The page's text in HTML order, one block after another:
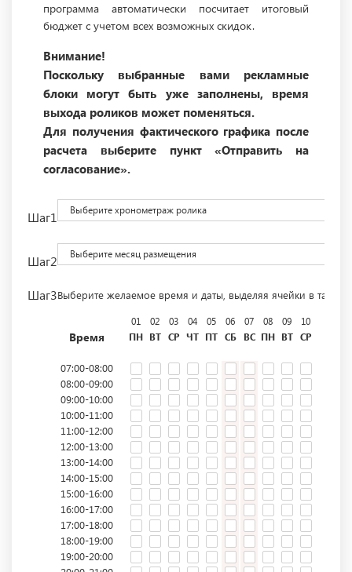
программа автоматически посчитает итоговый
бюджет с учетом всех возможных скидок.
Внимание!
Поскольку выбранные вами рекламные
блоки могут быть уже заполнены, время
выхода роликов может поменяться.
Для получения фактического графика после
расчета выберите пункт «Отправить на
согласование».
Шаг1 Выберите хронометраж ролика
Шаг2 Выберите месяц размещения
Шаг3Выберите желаемое время и даты, выделяя ячейки в
Время
01
ПН
02
ВТ
03
СР
04
ЧТ
05
ПТ
06
СБ
07
ВС
08
ПН
09
ВТ
10
СР
07:00-08:00
08:00-09:00
09:00-10:00
10:00-11:00
11:00-12:00
12:00-13:00
13:00-14:00
14:00-15:00
15:00-16:00
16:00-17:00
17:00-18:00
18:00-19:00
19:00-20:00